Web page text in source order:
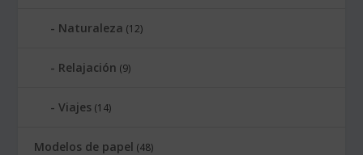
Naturaleza (12)
Relajación (9)
Viajes (14)
Modelos de papel (48)